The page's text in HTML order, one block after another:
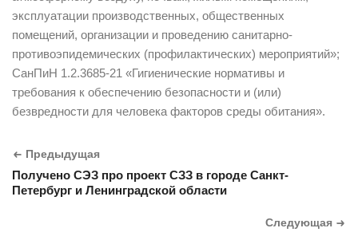
эксплуатации производственных, общественных
помещений, организации и проведению санитарно-
противоэпидемических (профилактических) мероприятий»;
СанПиН 1.2.3685-21 «Гигиенические нормативы и
требования к обеспечению безопасности и (или)
безвредности для человека факторов среды обитания».
Предыдущая
Получено СЭЗ про проект СЗЗ в городе Санкт-
Петербург и Ленинградской области
Следующая